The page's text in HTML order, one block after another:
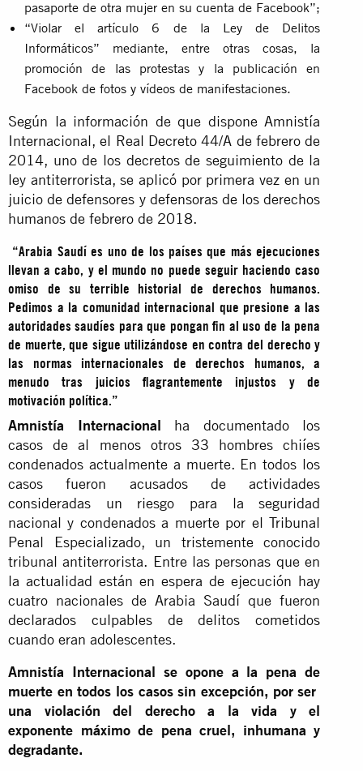
pasaporte de otra mujer en su cuenta de Facebook”;
“Violar el artículo 6 de la Ley de Delitos
Informáticos” mediante, entre otras cosas, la
promoción de las protestas y la publicación en
Facebook de fotos y vídeos de manifestaciones.
Según la información de que dispone Amnistía
Internacional, el Real Decreto 44/A de febrero de
2014, uno de los decretos de seguimiento de la
ley antiterrorista, se aplicó por primera vez en un
juicio de defensores y defensoras de los derechos
humanos de febrero de 2018.
“Arabia Saudí es uno de los países que más ejecuciones
llevan a cabo, y el mundo no puede seguir haciendo caso
omiso de su terrible historial de derechos humanos.
Pedimos a la comunidad internacional que presione a las
autoridades saudíes para que pongan fin al uso de la pena
de muerte, que sigue utilizándose en contra del derecho y
las normas internacionales de derechos humanos, a
menudo tras juicios flagrantemente injustos y de
motivación política.”
Amnistía Internacional ha documentado los
casos de al menos otros 33 hombres chiíes
condenados actualmente a muerte. En todos los
casos fueron acusados de actividades
consideradas un riesgo para la seguridad
nacional y condenados a muerte por el Tribunal
Penal Especializado, un tristemente conocido
tribunal antiterrorista. Entre las personas que en
la actualidad están en espera de ejecución hay
cuatro nacionales de Arabia Saudí que fueron
declarados culpables de delitos cometidos
cuando eran adolescentes.
Amnistía Internacional se opone a la pena de
muerte en todos los casos sin excepción, por ser
una violación del derecho a la vida y el
exponente máximo de pena cruel, inhumana y
degradante.